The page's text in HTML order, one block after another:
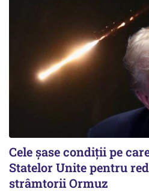
Cele șase condiții pe
Statelor Unite pentru
strâmtorii Ormuz